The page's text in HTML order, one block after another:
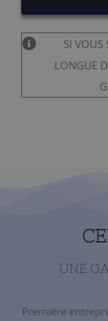
SI VOUS
LONGUE
UNE
Première